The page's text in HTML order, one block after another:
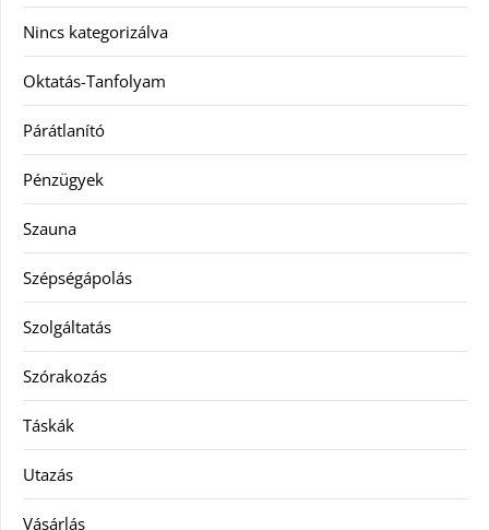
Nincs kategorizálva
Oktatás-Tanfolyam
Párátlanító
Pénzügyek
Szauna
Szépségápolás
Szolgáltatás
Szórakozás
Táskák
Utazás
Vásárlás